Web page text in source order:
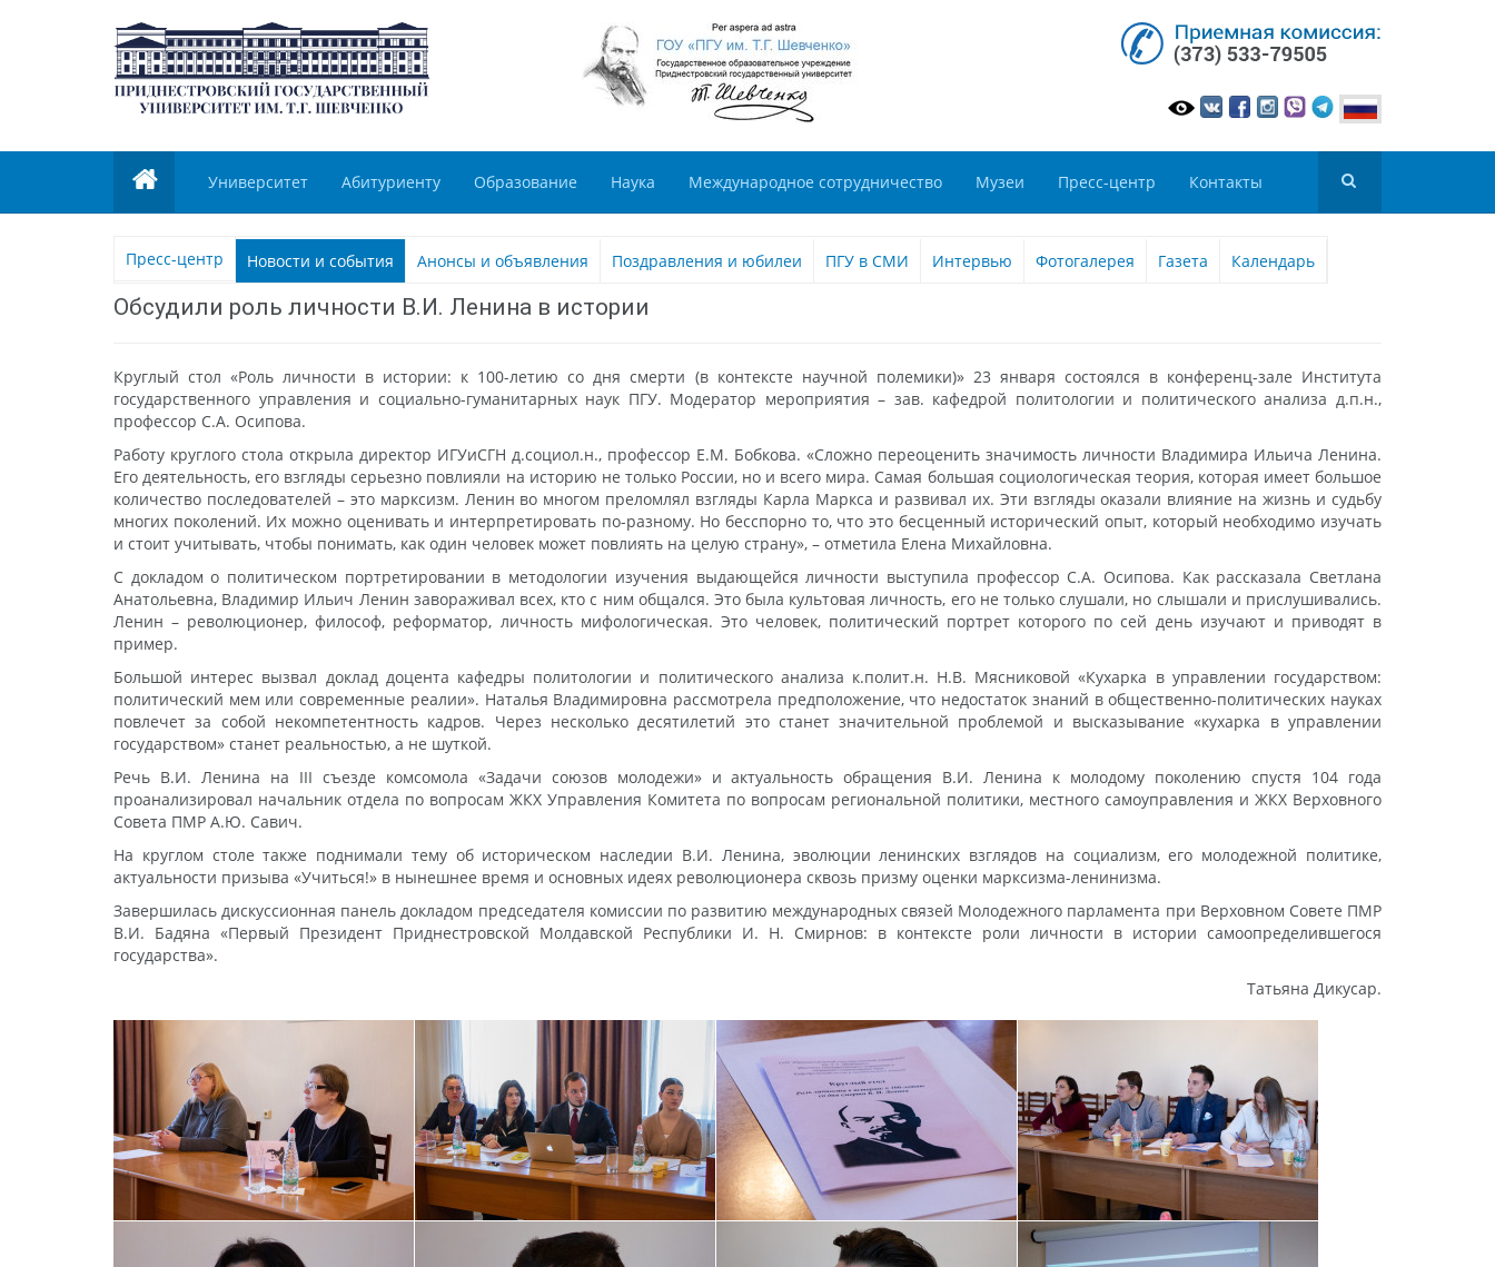
Университет Абитуриенту Образование Наука Международное сотрудничество Музеи Пресс-центр Контакты
Пресс-центр Новости и события Анонсы и объявления Поздравления и юбилеи ПГУ в СМИ Интервью Фотогалерея Газета Календарь
Обсудили роль личности В.И. Ленина в истории
Круглый стол «Роль личности в истории: к 100-летию со дня смерти (в контексте научной полемики)» 23 января состоялся в конференц-зале Института
государственного управления и социально-гуманитарных наук ПГУ. Модератор мероприятия – зав. кафедрой политологии и политического анализа д.п.н.,
профессор С.А. Осипова.
Работу круглого стола открыла директор ИГУиСГН д.социол.н., профессор Е.М. Бобкова. «Сложно переоценить значимость личности Владимира Ильича Ленина.
Его деятельность, его взгляды серьезно повлияли на историю не только России, но и всего мира. Самая большая социологическая теория, которая имеет большое
количество последователей – это марксизм. Ленин во многом преломлял взгляды Карла Маркса и развивал их. Эти взгляды оказали влияние на жизнь и судьбу
многих поколений. Их можно оценивать и интерпретировать по-разному. Но бесспорно то, что это бесценный исторический опыт, который необходимо изучать
и стоит учитывать, чтобы понимать, как один человек может повлиять на целую страну», – отметила Елена Михайловна.
С докладом о политическом портретировании в методологии изучения выдающейся личности выступила профессор С.А. Осипова. Как рассказала Светлана
Анатольевна, Владимир Ильич Ленин завораживал всех, кто с ним общался. Это была культовая личность, его не только слушали, но слышали и прислушивались.
Ленин – революционер, философ, реформатор, личность мифологическая. Это человек, политический портрет которого по сей день изучают и приводят в
пример.
Большой интерес вызвал доклад доцента кафедры политологии и политического анализа к.полит.н. Н.В. Мясниковой «Кухарка в управлении государством:
политический мем или современные реалии». Наталья Владимировна рассмотрела предположение, что недостаток знаний в общественно-политических науках
повлечет за собой некомпетентность кадров. Через несколько десятилетий это станет значительной проблемой и высказывание «кухарка в управлении
государством» станет реальностью, а не шуткой.
Речь В.И. Ленина на III съезде комсомола «Задачи союзов молодежи» и актуальность обращения В.И. Ленина к молодому поколению спустя 104 года
проанализировал начальник отдела по вопросам ЖКХ Управления Комитета по вопросам региональной политики, местного самоуправления и ЖКХ Верховного
Совета ПМР А.Ю. Савич.
На круглом столе также поднимали тему об историческом наследии В.И. Ленина, эволюции ленинских взглядов на социализм, его молодежной политике,
актуальности призыва «Учиться!» в нынешнее время и основных идеях революционера сквозь призму оценки марксизма-ленинизма.
Завершилась дискуссионная панель докладом председателя комиссии по развитию международных связей Молодежного парламента при Верховном Совете ПМР
В.И. Бадяна «Первый Президент Приднестровской Молдавской Республики И. Н. Смирнов: в контексте роли личности в истории самоопределившегося
государства».
Татьяна Дикусар.